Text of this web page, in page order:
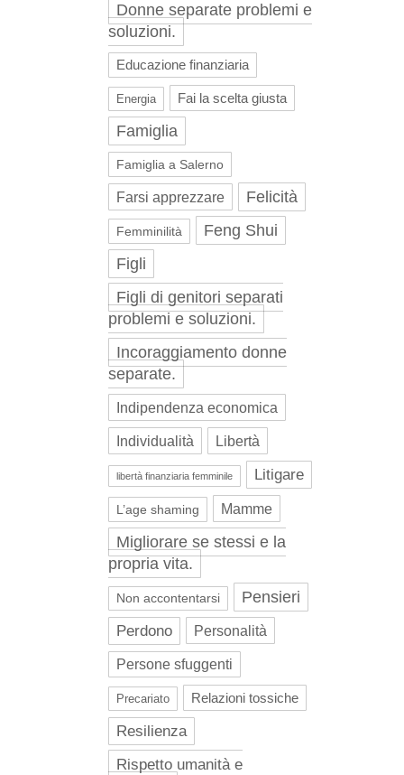
Donne separate problemi e
soluzioni.
Educazione finanziaria
Energia Fai la scelta giusta
Famiglia
Famiglia a Salerno
Farsi apprezzare Felicità
Femminilità
Feng Shui
Figli
Figli di genitori separati
problemi e soluzioni.
Incoraggiamento donne
separate.
Indipendenza economica
Individualità Libertà
libertà finanziaria femminile Litigare
L’age shaming Mamme
Migliorare se stessi e la
propria vita.
Non accontentarsi Pensieri
Perdono Personalità
Persone sfuggenti
Precariato Relazioni tossiche
Resilienza
Rispetto umanità e